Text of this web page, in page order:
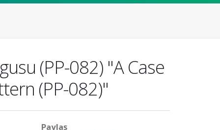
(PP-082) "A Case
(PP-082)"
Paylaş